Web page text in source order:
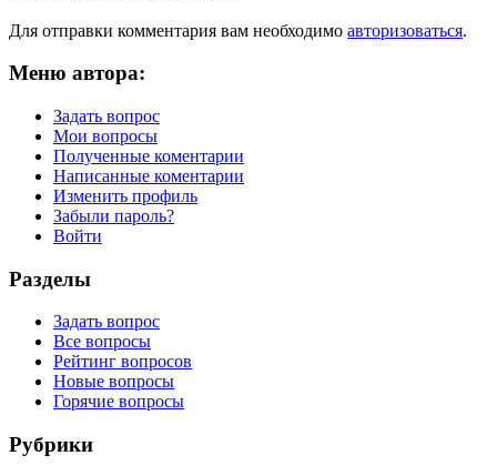
Для отправки комментария вам необходимо авторизоваться.
Меню автора:
Задать вопрос
Мои вопросы
Полученные коментарии
Написанные коментарии
Изменить профиль
Забыли пароль?
Войти
Разделы
Задать вопрос
Все вопросы
Рейтинг вопросов
Новые вопросы
Горячие вопросы
Рубрики